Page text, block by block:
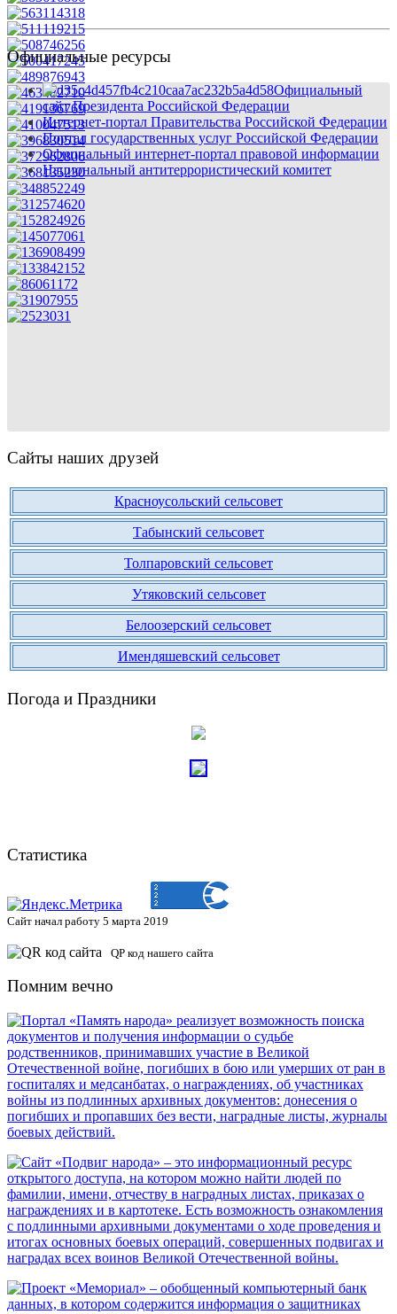
Официальные ресурсы
Официальный
сайт Президента Российской Федерации
Интернет-портал Правительства Российской Федерации
Портал государственных услуг Российской Федерации
Официальный интернет-портал правовой информации
Национальный антитеррористический комитет
Сайты наших друзей
Красноусольский сельсовет
Табынский сельсовет
Толпаровский сельсовет
Утяковский сельсовет
Белоозерский сельсовет
Имендяшевский сельсовет
Погода и Праздники
Статистика
Сайт начал работу 5 марта 2019
QP код нашего сайта
Помним вечно